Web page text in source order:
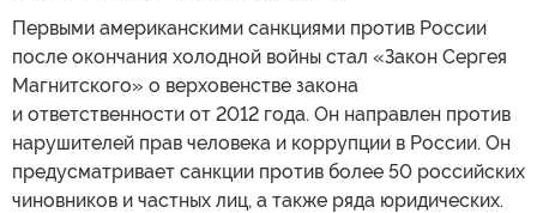
Первыми американскими санкциями против России
после окончания холодной войны стал «Закон Сергея
Магнитского» о верховенстве закона
и ответственности от 2012 года. Он направлен против
нарушителей прав человека и коррупции в России. Он
предусматривает санкции против более 50 российских
чиновников и частных лиц, а также ряда юридических.